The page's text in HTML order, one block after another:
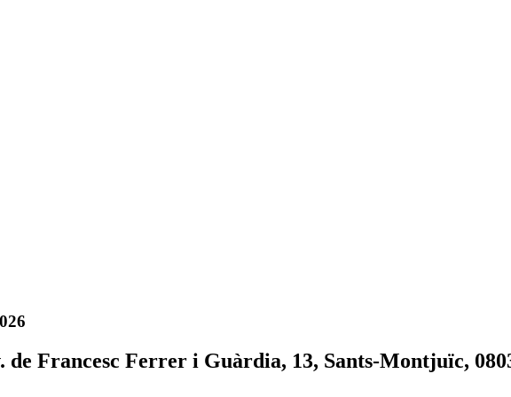
de Francesc Ferrer i Guàrdia, 13, Sants-Montjuïc,